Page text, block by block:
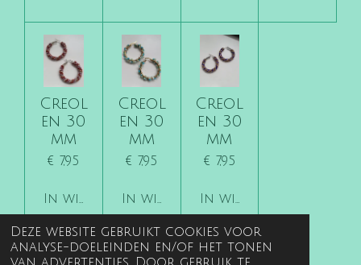
Deze website gebruikt cookies voor
analyse-doeleinden en/of het tonen
Creol
en 30
mm
€ 7,95
In winkelwagen
Creol
en 30
mm
€ 7,95
In winkelwagen
Creol
en 30
mm
€ 7,95
In winkelwagen